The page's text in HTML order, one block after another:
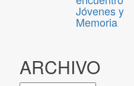
Jóvenes y
Memoria
ARCHIVO